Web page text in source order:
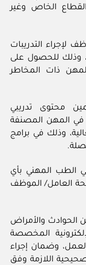
الخاص وغير
لإجراء التدريبات
وذلك للحصول على
ذات المخاطر
محتوى تدريبي
المهن المصنفة
وذلك في برامج
الطب المهني بأي
العامل/ الموظف
الحوادث والأمراض
المخصصة
وضمان إجراء
اللازمة وفق